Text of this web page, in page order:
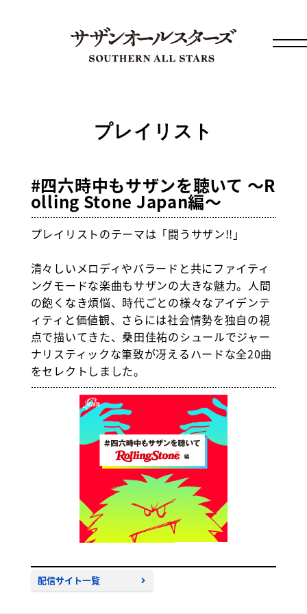
プレイリスト
#四六時中もサザンを聴いて 〜R
olling Stone Japan編〜
プレイリストのテーマは「闘うサザン!!」
清々しいメロディやバラードと共にファイティ
ングモードな楽曲もサザンの大きな魅力。人間
の飽くなき煩悩、時代ごとの様々なアイデンテ
ィティと価値観、さらには社会情勢を独自の視
点で描いてきた、桑田佳祐のシュールでジャー
ナリスティックな筆致が冴えるハードな全20曲
をセレクトしました。
配信サイト一覧